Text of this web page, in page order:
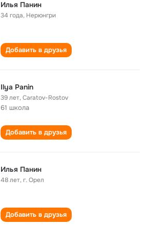
Илья Панин
34 года, Нерюнгри
Добавить в друзья
Ilya Panin
39 лет,Caratov-Rostov
61 школа
Добавить в друзья
Илья Панин
48 лет,г. Орел
Добавить в друзья